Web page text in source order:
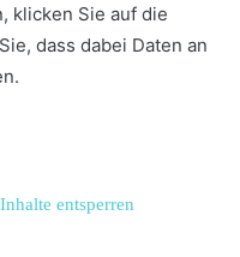
klicken Sie auf die
dass dabei Daten an
entsperren